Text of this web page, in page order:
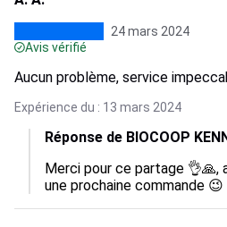
24 mars 2024
Avis vérifié
Aucun problème, service
Expérience du : 13 mars 2024
Réponse de BIOCOOP
Merci pour ce partage 👌🙏,
une prochaine commande 😉